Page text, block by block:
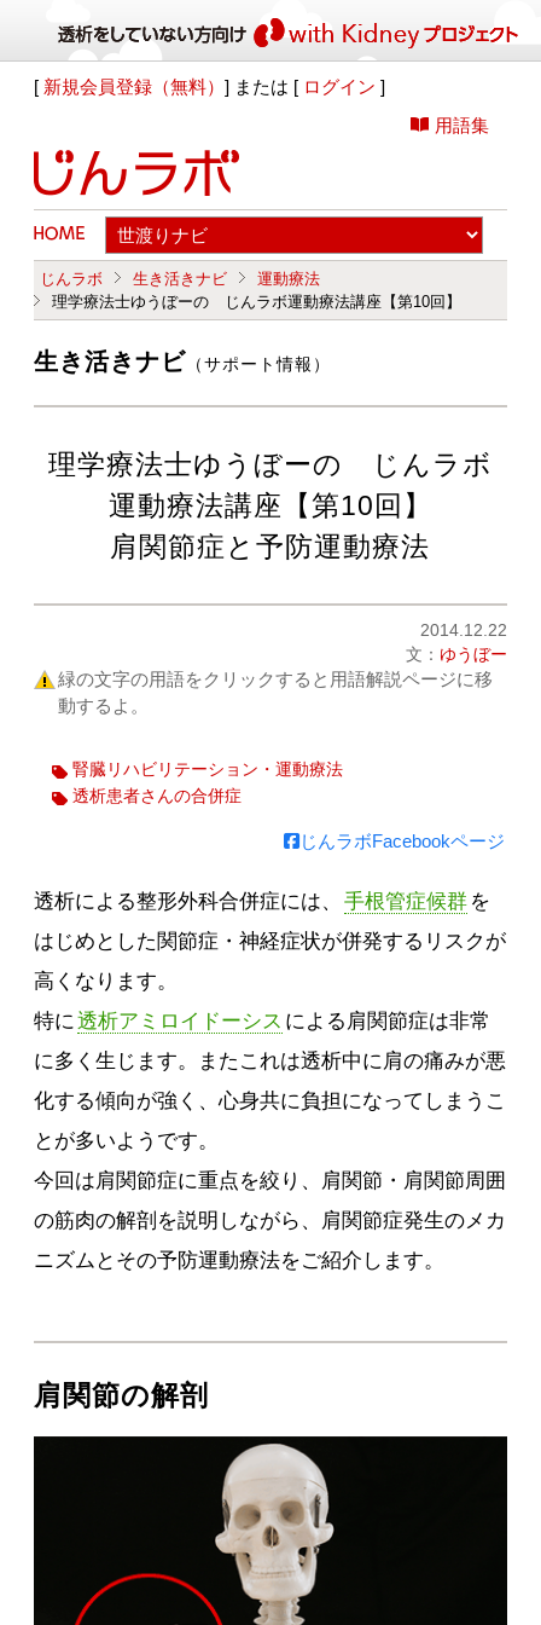
[ 新規会員登録（無料）] または [ ログイン ]
用語集
じんラボ 生き活きナビ
運動療法
理学療法士ゆうぼーの じんラボ運動療法講座【第10回】
生き活きナビ （サポート情報）
理学療法士ゆうぼーの じんラボ
運動療法講座【第10回】
肩関節症と予防運動療法
2014.12.22
文： ゆうぼー
緑の文字の用語をクリックすると用語解説ページに移
動するよ。
腎臓リハビリテーション・運動療法
透析患者さんの合併症
じんラボFacebookページ
透析による整形外科合併症には、 手根管症候群 を
はじめとした関節症・神経症状が併発するリスクが
高くなります。
特に透析アミロイドーシス による肩関節症は非常
に多く生じます。またこれは透析中に肩の痛みが悪
化する傾向が強く、心身共に負担になってしまうこ
とが多いようです。
今回は肩関節症に重点を絞り、肩関節・肩関節周囲
の筋肉の解剖を説明しながら、肩関節症発生のメカ
ニズムとその予防運動療法をご紹介します。
肩関節の解剖